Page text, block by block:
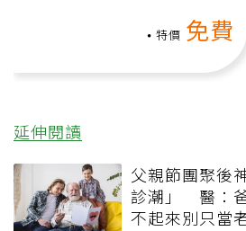
特價 免費
延伸閱讀
父親節團聚後
診潮」 醫：
不起來別只當